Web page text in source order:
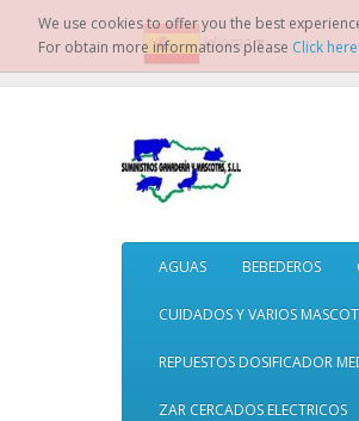
Idioma
AGUAS BEBEDEROS
CUIDADOS Y VARIOS
REPUESTOS DOSIFICADOR
ZAR CERCADOS ELECTRICOS
We use cookies to offer you the best
For obtain more informations please Click here